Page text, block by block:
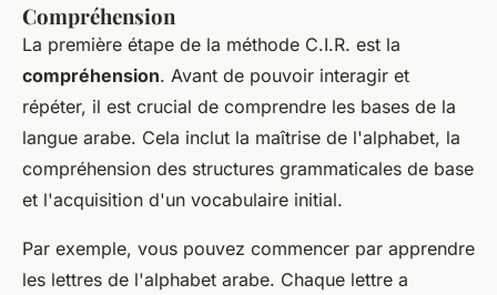
Compréhension
La première étape de la méthode C.I.R. est la
compréhension. Avant de pouvoir interagir et
répéter, il est crucial de comprendre les bases de la
langue arabe. Cela inclut la maîtrise de l'alphabet, la
compréhension des structures grammaticales de base
et l'acquisition d'un vocabulaire initial.
Par exemple, vous pouvez commencer par apprendre
les lettres de l'alphabet arabe. Chaque lettre a